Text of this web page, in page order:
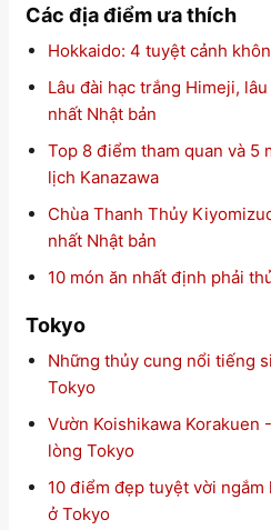
Các địa điểm ưa thích
Hokkaido: 4 tuyệt cảnh
Lâu đài hạc trắng Himeji,
nhất Nhật bản
Top 8 điểm tham quan và 5
lịch Kanazawa
Chùa Thanh Thủy
nhất Nhật bản
10 món ăn nhất định phải
Tokyo
Những thủy cung nổi tiếng
Tokyo
Vườn Koishikawa Korakuen
lòng Tokyo
10 điểm đẹp tuyệt vời
ở Tokyo